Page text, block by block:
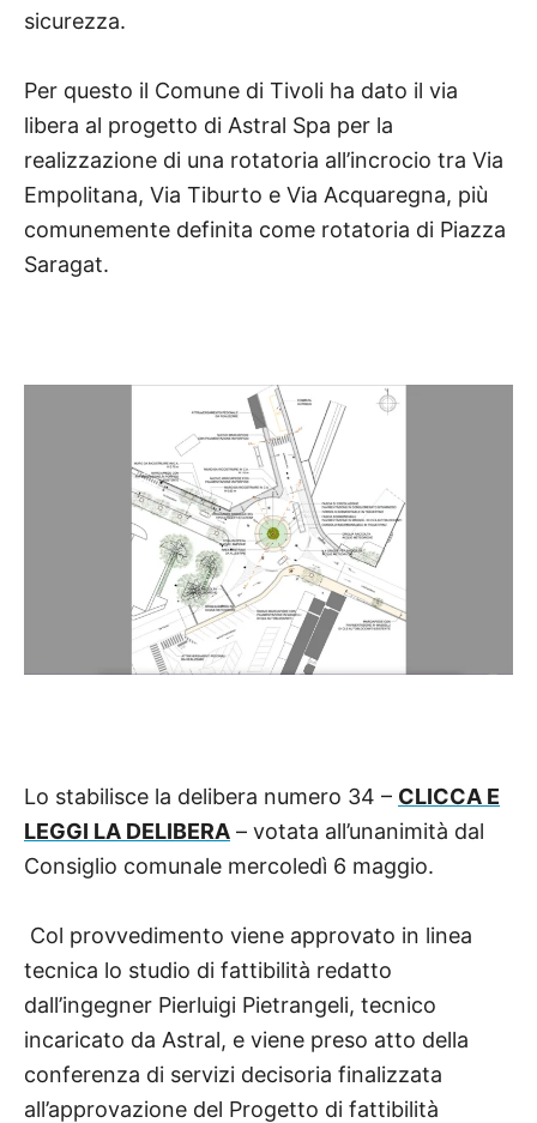
sicurezza.
Per questo il Comune di Tivoli ha dato il via
libera al progetto di Astral Spa per la
realizzazione di una rotatoria all’incrocio tra Via
Empolitana, Via Tiburto e Via Acquaregna, più
comunemente definita come rotatoria di Piazza
Saragat.
Lo stabilisce la delibera numero 34 – CLICCA E
LEGGI LA DELIBERA – votata all’unanimità dal
Consiglio comunale mercoledì 6 maggio.
Col provvedimento viene approvato in linea
tecnica lo studio di fattibilità redatto
dall’ingegner Pierluigi Pietrangeli, tecnico
incaricato da Astral, e viene preso atto della
conferenza di servizi decisoria finalizzata
all’approvazione del Progetto di fattibilità